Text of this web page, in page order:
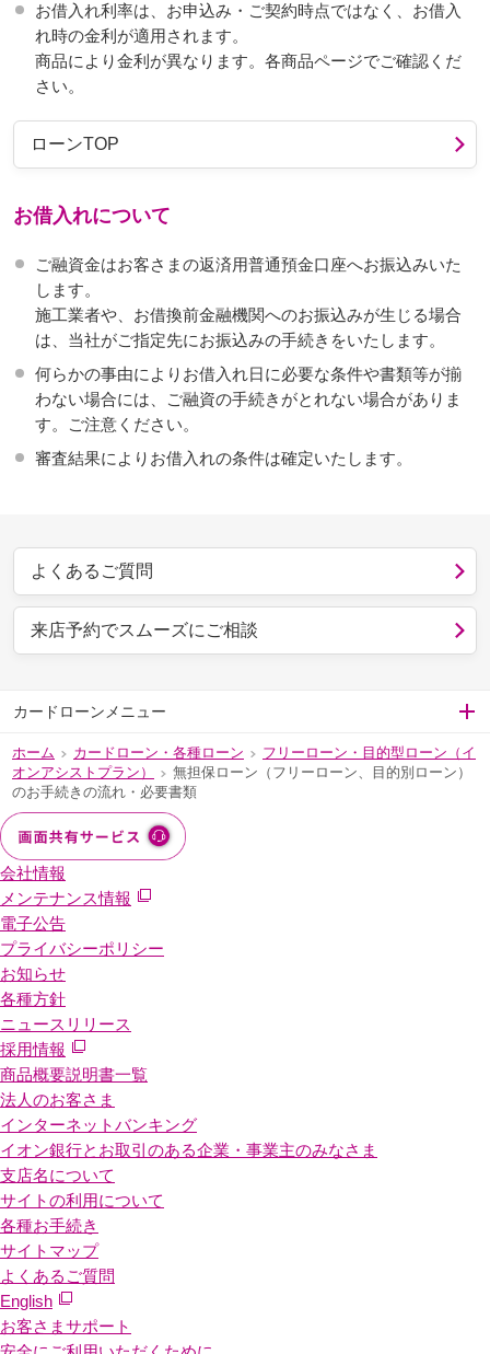
お借入れ利率は、お申込み・ご契約時点ではなく、お借入
れ時の金利が適用されます。
商品により金利が異なります。各商品ページでご確認くだ
さい。
ローンTOP
お借入れについて
ご融資金はお客さまの返済用普通預金口座へお振込みいた
します。
施工業者や、お借換前金融機関へのお振込みが生じる場合
は、当社がご指定先にお振込みの手続きをいたします。
何らかの事由によりお借入れ日に必要な条件や書類等が揃
わない場合には、ご融資の手続きがとれない場合がありま
す。ご注意ください。
審査結果によりお借入れの条件は確定いたします。
よくあるご質問
来店予約でスムーズにご相談
カードローンメニュー
ホーム >カードローン・各種ローン >フリーローン・目的型ローン（イ
オンアシストプラン）
>無担保ローン（フリーローン、目的別ローン）
のお手続きの流れ・必要書類
会社情報
メンテナンス情報
電子公告
プライバシーポリシー
お知らせ
各種方針
ニュースリリース
採用情報
商品概要説明書一覧
法人のお客さま
インターネットバンキング
イオン銀行とお取引のある企業・事業主のみなさま
支店名について
サイトの利用について
各種お手続き
サイトマップ
よくあるご質問
English
お客さまサポート